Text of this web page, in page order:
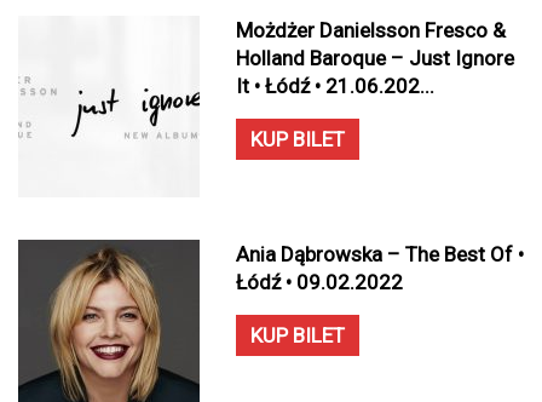
Możdżer Danielsson Fresco &
Holland Baroque – Just Ignore
It • Łódź • 21.06.202...
KUP BILET
Ania Dąbrowska – The Best Of •
Łódź • 09.02.2022
KUP BILET